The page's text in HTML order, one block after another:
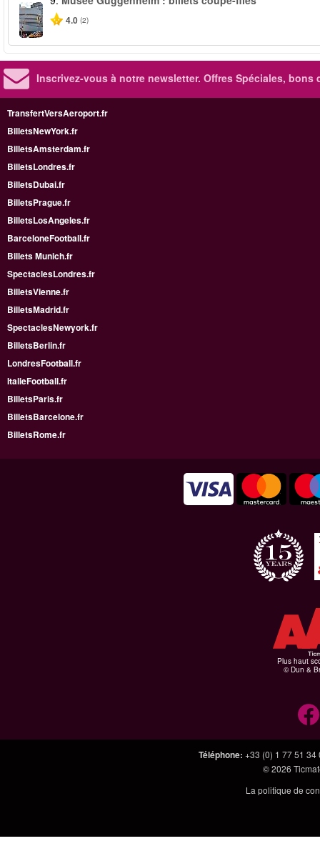
4.0 (2)
Inscrivez-vous à notre newsletter. Offres Spéciales, bons
TransfertVersAeroport.fr
BilletsNewYork.fr
BilletsAmsterdam.fr
BilletsLondres.fr
BilletsDubai.fr
BilletsPrague.fr
BilletsLosAngeles.fr
BarceloneFootball.fr
Billets Munich.fr
SpectaclesLondres.fr
BilletsVienne.fr
BilletsMadrid.fr
SpectaclesNewyork.fr
BilletsBerlin.fr
LondresFootball.fr
ItalieFootball.fr
BilletsParis.fr
BilletsBarcelone.fr
BilletsRome.fr
Plus haut
© Dun &
Téléphone: +33 (0) 1 77 51 34
© 2026
La politique de